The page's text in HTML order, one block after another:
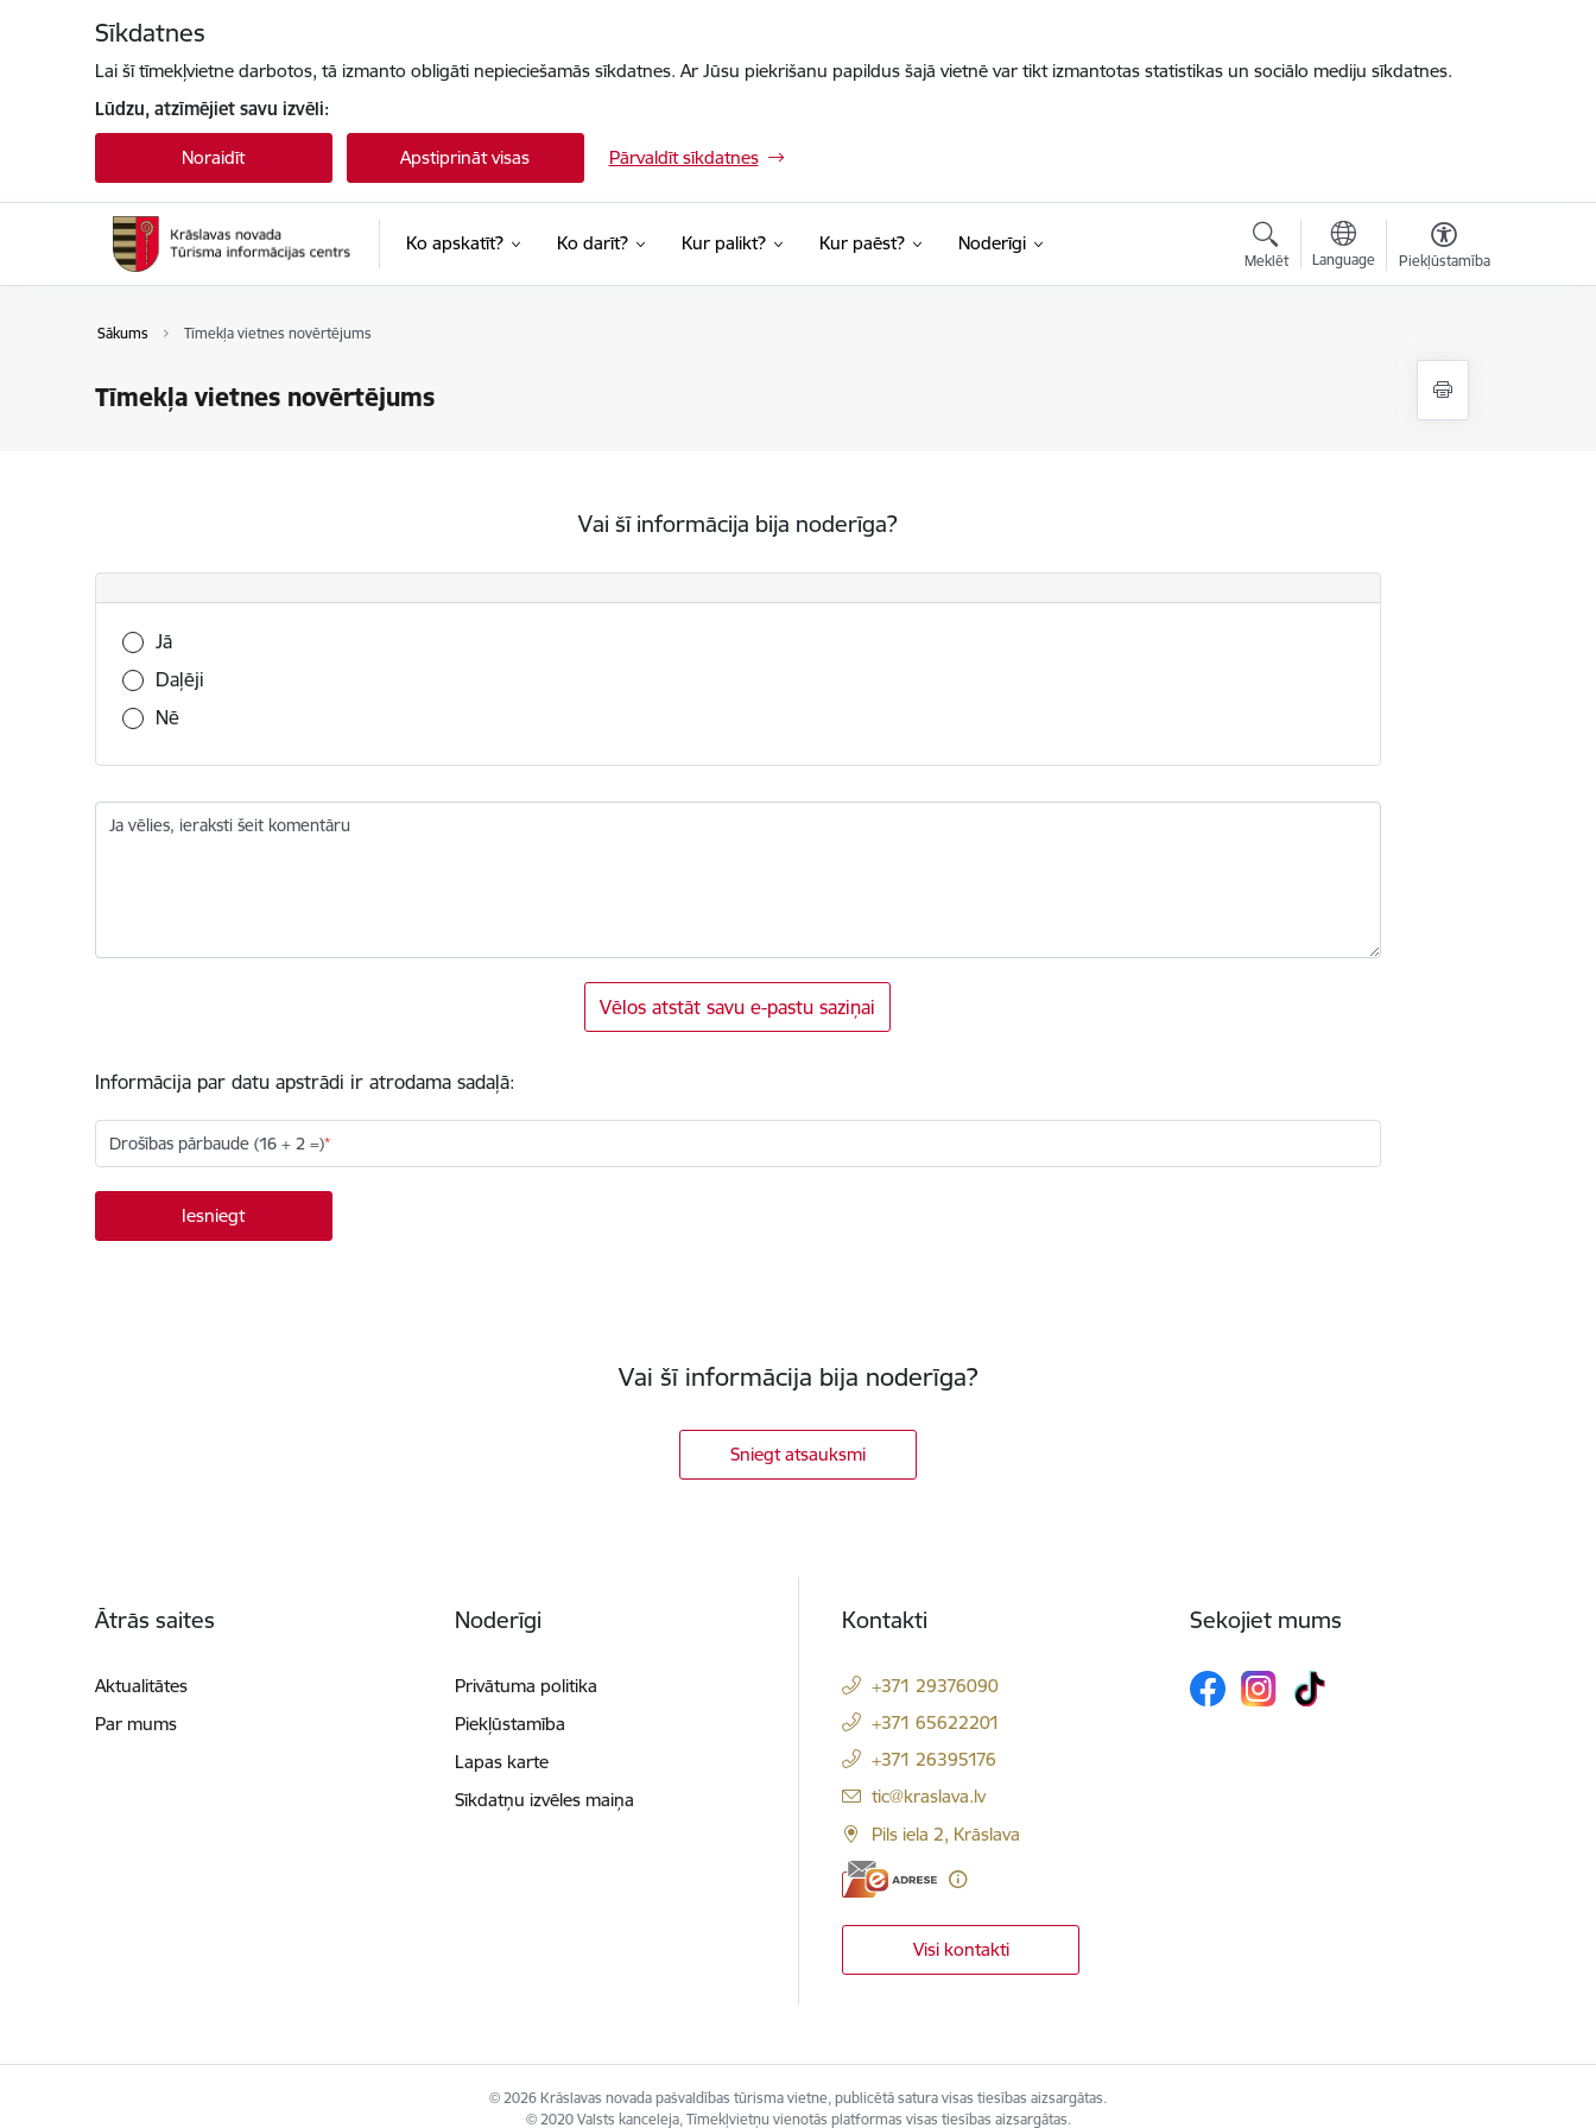
Sīkdatnes
Lai šī tīmekļvietne darbotos, tā izmanto obligāti nepieciešamās sīkdatnes. Ar Jūsu piekrišanu papildus šajā vietnē var tikt izmantotas statistikas un sociālo mediju sīkdatnes.
Lūdzu, atzīmējiet savu izvēli:
Noraidīt Apstiprināt visas Pārvaldīt sīkdatnes
Ko apskatīt? Ko darīt? Kur palikt? Kur paēst? Noderīgi
Meklēt Language Piekļūstamība
Sākums Tīmekļa vietnes novērtējums
Tīmekļa vietnes novērtējums
Vai šī informācija bija noderīga?
Vai šī informācija bija noderīga?
Jā
Daļēji
Nē
Ja vēlies, ieraksti šeit komentāru
Vēlos atstāt savu e-pastu saziņai
Informācija par datu apstrādi ir atrodama sadaļā:
Drošības pārbaude (16 + 2 =)
Vai šī informācija bija noderīga?
Sniegt atsauksmi
Ātrās saites
Aktualitātes
Par mums
Noderīgi
Privātuma politika
Piekļūstamība
Lapas karte
Sīkdatņu izvēles maiņa
Kontakti
+371 29376090
+371 65622201
+371 26395176
E-pasts:
tic@kraslava.lv
Pils iela 2, Krāslava
Visi kontakti
Sekojiet mums
© 2026 Krāslavas novada pašvaldības tūrisma vietne, publicētā satura visas tiesības aizsargātas.
© 2020 Valsts kanceleja, Tīmekļvietņu vienotās platformas visas tiesības aizsargātas.